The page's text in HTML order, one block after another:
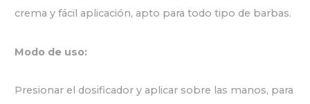
crema y fácil aplicación, apto para todo tipo de barbas.
Modo de uso:
Presionar el dosificador y aplicar sobre las manos, para